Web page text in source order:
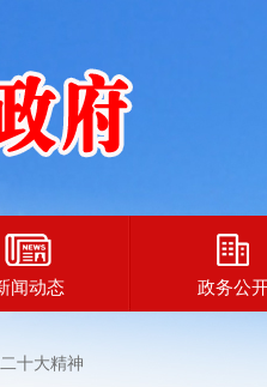
闻动态 政务公
十大精神